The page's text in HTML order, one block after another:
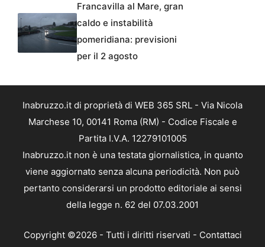
Francavilla al Mare, gran
caldo e instabilità
pomeridiana: previsioni
per il 2 agosto
Inabruzzo.it di proprietà di WEB 365 SRL - Via Nicola
Marchese 10, 00141 Roma (RM) - Codice Fiscale e
Partita I.V.A. 12279101005
Inabruzzo.it non è una testata giornalistica, in quanto
viene aggiornato senza alcuna periodicità. Non può
pertanto considerarsi un prodotto editoriale ai sensi
della legge n. 62 del 07.03.2001
Copyright ©2026 - Tutti i diritti riservati - Contattaci